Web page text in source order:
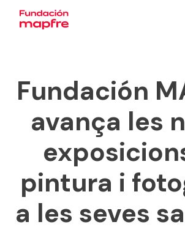
Fundación
avança les
pintura i
a les seves